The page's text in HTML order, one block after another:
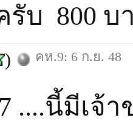
บ 800 บ
) คห.9: 6 ก.ย. 48
....นี้มีเจ้